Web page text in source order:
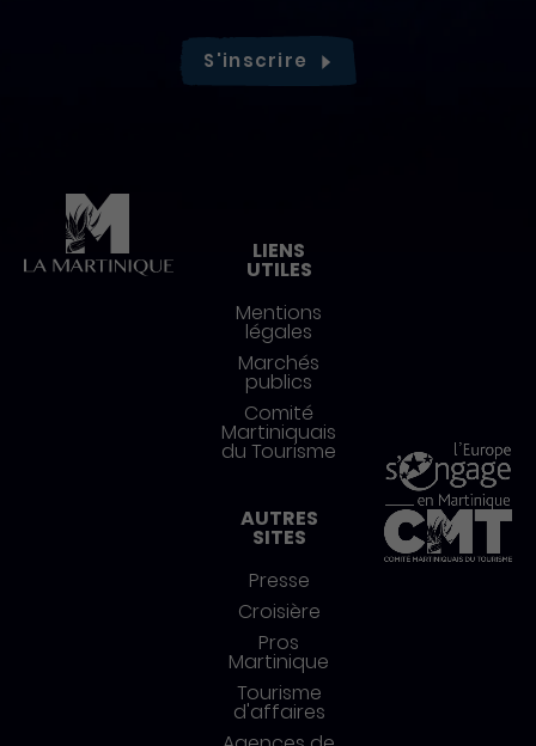
S'inscrire
LIENS
UTILES
Mentions
légales
Marchés
publics
Comité
Martiniquais
du Tourisme
AUTRES
SITES
Presse
Croisière
Pros
Martinique
Tourisme
d'affaires